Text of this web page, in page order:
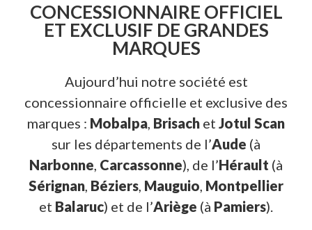
CONCESSIONNAIRE OFFICIEL
ET EXCLUSIF DE GRANDES
MARQUES
Aujourd’hui notre société est
concessionnaire officielle et exclusive des
marques : Mobalpa, Brisach et Jotul Scan
sur les départements de l’Aude (à
Narbonne, Carcassonne), de l’Hérault (à
Sérignan, Béziers, Mauguio, Montpellier
et Balaruc) et de l’Ariège (à Pamiers).